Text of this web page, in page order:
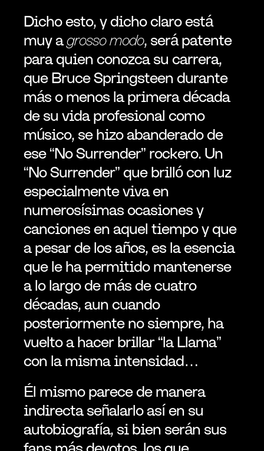
Dicho esto, y dicho claro está
muy a grosso modo, será patente
para quien conozca su carrera,
que Bruce Springsteen durante
más o menos la primera década
de su vida profesional como
músico, se hizo abanderado de
ese “No Surrender” rockero. Un
“No Surrender” que brilló con luz
especialmente viva en
numerosísimas ocasiones y
canciones en aquel tiempo y que
a pesar de los años, es la esencia
que le ha permitido mantenerse
a lo largo de más de cuatro
décadas, aun cuando
posteriormente no siempre, ha
vuelto a hacer brillar “la Llama”
con la misma intensidad…
Él mismo parece de manera
indirecta señalarlo así en su
autobiografía, si bien serán sus